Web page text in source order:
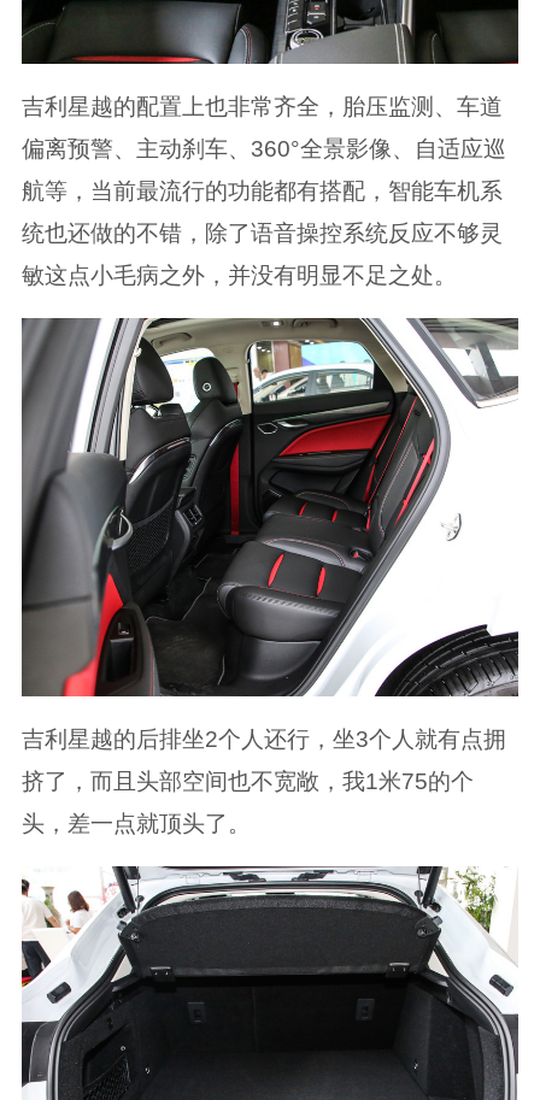
吉利星越的配置上也非常齐全，胎压监测、车道
偏离预警、主动刹车、360°全景影像、自适应巡
航等，当前最流行的功能都有搭配，智能车机系
统也还做的不错，除了语音操控系统反应不够灵
敏这点小毛病之外，并没有明显不足之处。
吉利星越的后排坐2个人还行，坐3个人就有点拥
挤了，而且头部空间也不宽敞，我1米75的个
头，差一点就顶头了。